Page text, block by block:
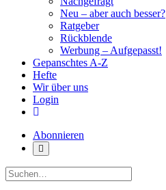
Neu – aber auch besser?
Ratgeber
Rückblende
Werbung – Aufgepasst!
Gepanschtes A-Z
Hefte
Wir über uns
Login
Abonnieren
Suche: